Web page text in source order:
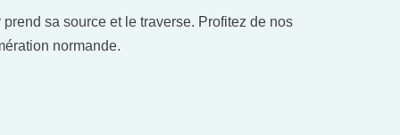
sa source et le traverse. Profitez de nos
normande.